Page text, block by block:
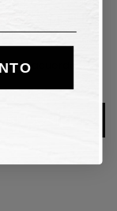
de acuerdo